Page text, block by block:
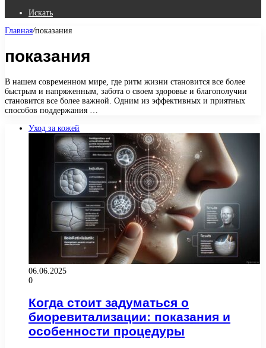
Искать
Главная/показания
показания
В нашем современном мире, где ритм жизни становится все более
быстрым и напряженным, забота о своем здоровье и благополучии
становится все более важной. Одним из эффективных и приятных
способов поддержания …
Уход за кожей
06.06.2025
0
Когда стоит задуматься о
биоревитализации: показания и
особенности процедуры